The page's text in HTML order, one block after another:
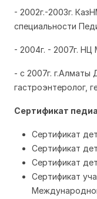
- 2002г.-2003г.
специальности
- 2004г. - 2007г.
- с 2007г.
гастроэнтеролог,
Сертификат
Сертификат
Сертификат
Сертификат
Сертификат